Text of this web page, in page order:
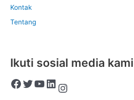
Kontak
Tentang
Ikuti sosial media